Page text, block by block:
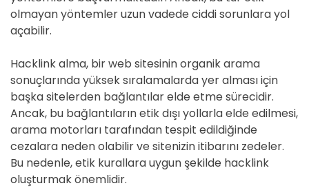
olmayan yöntemler uzun vadede ciddi sorunlara yol
açabilir.
Hacklink alma, bir web sitesinin organik arama
sonuçlarında yüksek sıralamalarda yer alması için
başka sitelerden bağlantılar elde etme sürecidir.
Ancak, bu bağlantıların etik dışı yollarla elde edilmesi,
arama motorları tarafından tespit edildiğinde
cezalara neden olabilir ve sitenizin itibarını zedeler.
Bu nedenle, etik kurallara uygun şekilde hacklink
oluşturmak önemlidir.